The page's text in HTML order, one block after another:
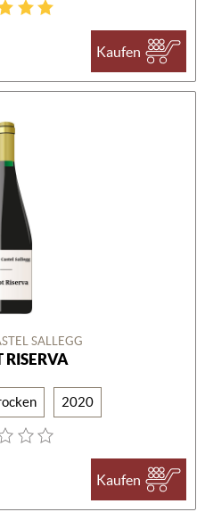
Kaufen
SALLEGG
RISERVA
2020
Kaufen